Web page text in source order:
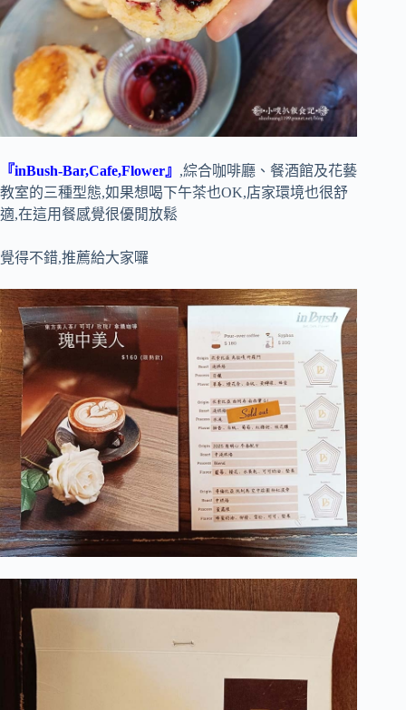
『inBush-Bar,Cafe,Flower』 ,綜合咖啡廳、餐酒館及花藝
教室的三種型態,如果想喝下午茶也OK,店家環境也很舒
適,在這用餐感覺很優閒放鬆
覺得不錯,推薦給大家囉